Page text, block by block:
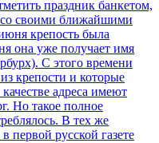
праздник банкетом,
со своими ближайшими
крепость была
она уже получает имя
С этого времени
крепости и которые
адреса имеют
Но такое полное
В тех же
первой русской газете